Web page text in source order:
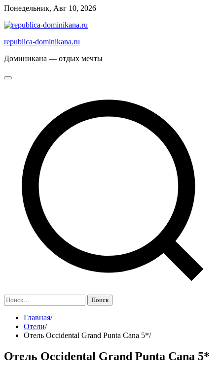
Перейти
содержимому
Понедельник, Авг 10, 2026
republica-dominikana.ru
Доминикана — отдых мечты
Найти:
Главная
Отели
Отель Occidental Grand Punta Cana 5*
Отель Occidental Grand Punta Cana 5*